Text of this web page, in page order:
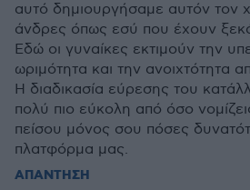
αυτό δημιουργήσαμε αυτόν τον
άνδρες όπως εσύ που έχουν
Εδώ οι γυναίκες εκτιμούν την
ωριμότητα και την ανοιχτότητα
Η διαδικασία εύρεσης του
πολύ πιο εύκολη από όσο
πείσου μόνος σου πόσες
πλατφόρμα μας.
ΑΠΑΝΤΗΣΗ